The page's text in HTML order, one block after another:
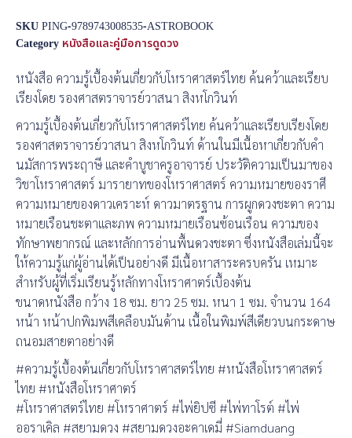
SKUPING-9789743008535-ASTROBOOK
Category หนังสือและคู่มือการดูดวง
หนังสือ ความรู้เบื้องต้นเกี่ยวกับโหราศาสตร์ไทย ค้นคว้าและเรียบ
เรียงโดย รองศาสตราจารย์วาสนา สิงหโกวินท์
ความรู้เบื้องต้นเกี่ยวกับโหราศาสตร์ไทย ค้นคว้าและเรียบเรียงโดย
รองศาสตราจารย์วาสนา สิงหโกวินท์ ด้านในมีเนื้อหาเกี่ยวกับคำ
นมัสการพระฤาษี และคำบูชาครูอาจารย์ ประวัติความเป็นมาของ
วิชาโหราศาสตร์ มารายาทของโหราศาสตร์ ความหมายของราศี
ความหมายของดาวเคราะห์ ดาวมาตรฐาน การผูกดวงชะตา ความ
หมายเรือนชะตาและภพ ความหมายเรือนซ้อนเรือน ความของ
ทักษาพยากรณ์ และหลักการอ่านพื้นดวงชะตา ซึ่งหนังสือเล่มนี้จะ
ให้ความรู้แก่ผู้อ่านได้เป็นอย่างดี มีเนื้อหาสาระครบครัน เหมาะ
สำหรับผู้ที่เริ่มเรียนรู้หลักทางโหราศาตร์เบื้องต้น
ขนาดหนังสือ กว้าง 18 ซม. ยาว 25 ซม. หนา 1 ซม. จำนวน 164
หน้า หน้าปกพิมพสีเคลือบมันด้าน เนื้อในพิมพ์สีเดียวบนกระดาษ
ถนอมสายตาอย่างดี
#ความรู้เบื้องต้นเกี่ยวกับโหราศาสตร์ไทย #หนังสือโหราศาสตร์
ไทย #หนังสือโหราศาตร์
#โหราศาสตร์ไทย #โหราศาตร์ #ไพ่ยิปซี #ไพ่ทาโรต์ #ไพ่
ออราเคิล #สยามดวง #สยามดวงอะคาเดมี่ #Siamduang